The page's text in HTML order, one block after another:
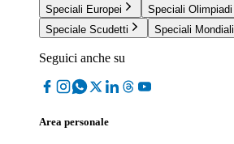
Speciali Europei
Speciali Olimpiadi
Speciale Scudetti
Speciali Mondiali
Seguici anche su
Area personale